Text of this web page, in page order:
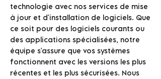
technologie avec nos services de mise
à jour et d'installation de logiciels. Que
ce soit pour des logiciels courants ou
des applications spécialisées, notre
équipe s'assure que vos systèmes
fonctionnent avec les versions les plus
récentes et les plus sécurisées. Nous